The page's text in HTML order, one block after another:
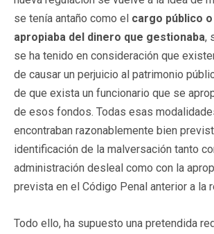
se tenía antaño como el cargo público
apropiaba del dinero que gestionaba,
se ha tenido en consideración que
de causar un perjuicio al patrimonio
de que exista un funcionario que se
de esos fondos. Todas esas
encontraban razonablemente bien
identificación de la malversación tanto
administración desleal como con la
prevista en el Código Penal anterior a la
Todo ello, ha supuesto una pretendida